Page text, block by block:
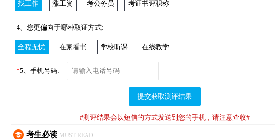
找工作 涨工资 考公务员 考证书评职称
4、您更偏向于哪种取证方式:
全程无忧 在家看书 学校听课 在线教学
*5、手机号码:
提交获取测评结果
#测评结果会以短信的方式发送到您的手机，请注意查收#
考生必读 MUST READ